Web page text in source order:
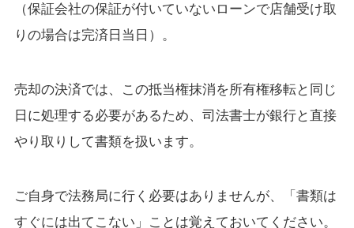
（保証会社の保証が付いていないローンで店舗受け取
りの場合は完済日当日）。
売却の決済では、この抵当権抹消を所有権移転と同じ
日に処理する必要があるため、司法書士が銀行と直接
やり取りして書類を扱います。
ご自身で法務局に行く必要はありませんが、「書類は
すぐには出てこない」ことは覚えておいてください。